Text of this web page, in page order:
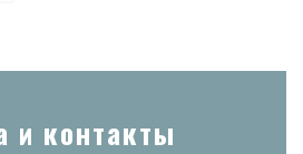
и контакты